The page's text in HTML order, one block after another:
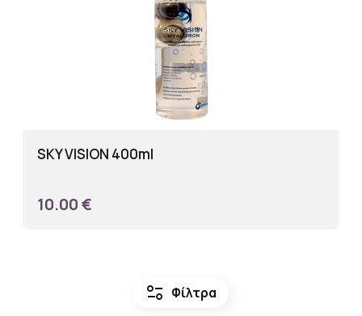
SKY VISION 400ml
10.00 €
page_info Φίλτρα